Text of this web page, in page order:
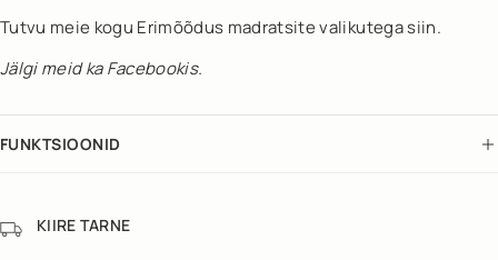
Tutvu meie kogu Erimõõdus madratsite valikutega siin.
Jälgi meid kaFacebookis.
FUNKTSIOONID
KIIRE TARNE